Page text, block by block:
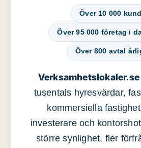
Över 10 000
Över 95 000 företag i
Över 800 avtal
Verksamhetslokaler.se
tusentals hyresvärdar,
kommersiella
investerare och
större synlighet, fler